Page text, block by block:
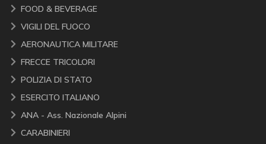
FOOD & BEVERAGE
VIGILI DEL FUOCO
AERONAUTICA MILITARE
FRECCE TRICOLORI
POLIZIA DI STATO
ESERCITO ITALIANO
ANA - Ass. Nazionale Alpini
CARABINIERI